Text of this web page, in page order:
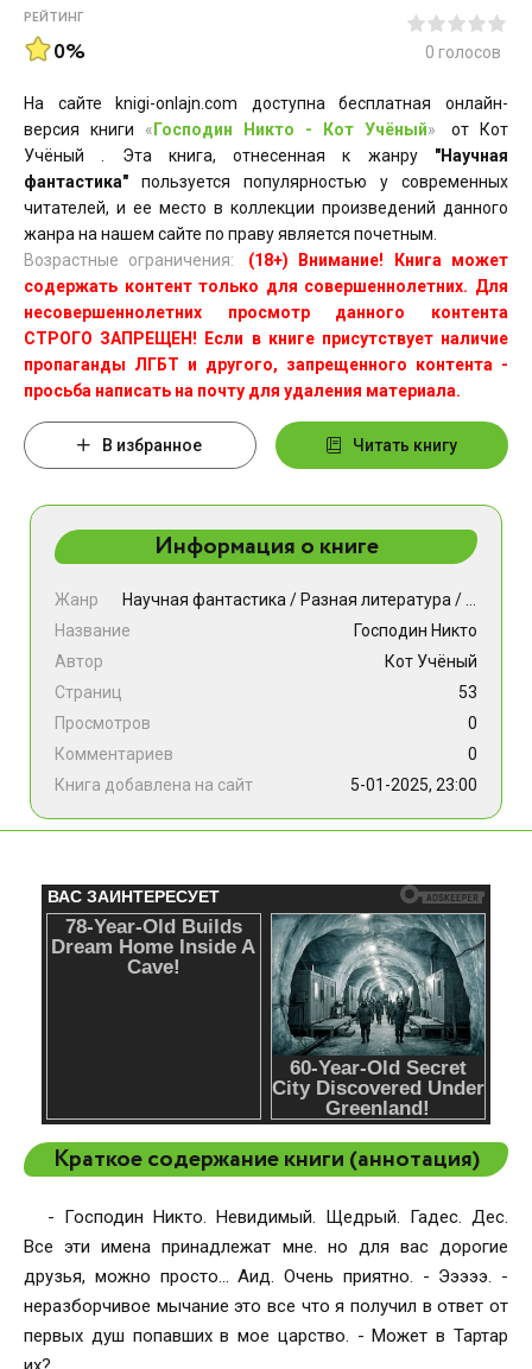
РЕЙТИНГ
0% 0 голосов
На сайте knigi-onlajn.com доступна бесплатная онлайн-
версия книги « Господин Никто - Кот Учёный»
от Кот
Учёный . Эта книга, отнесенная к жанру "Научная
фантастика" пользуется популярностью у современных
читателей, и ее место в коллекции произведений данного
жанра на нашем сайте по праву является почетным.
Возрастные ограничения:
(18+) Внимание! Книга может
содержать контент только для совершеннолетних. Для
несовершеннолетних просмотр данного контента
СТРОГО ЗАПРЕЩЕН! Если в книге присутствует наличие
пропаганды ЛГБТ и другого, запрещенного контента -
просьба написать на почту для удаления материала.
В избранное Читать книгу
Информация о книге
Жанр Научная фантастика / Разная литература /
Название
Господин Никто
Автор
Кот Учёный
Страниц
53
Просмотров
0
Комментариев
0
Книга добавлена на сайт
5-01-2025, 23:00
Краткое содержание книги (аннотация)
- Господин Никто. Невидимый. Щедрый. Гадес. Дес.
Все эти имена принадлежат мне. но для вас дорогие
друзья, можно просто... Аид. Очень приятно. - Эээээ. -
неразборчивое мычание это все что я получил в ответ от
первых душ попавших в мое царство. - Может в Тартар